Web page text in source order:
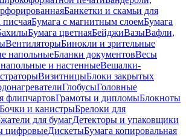
Банкетки и скамьи для
писчаяБумага с магнитным слоемБумага
Бумага цветнаяБейджиВазыВафли,
ВентиляторыБинокли и зрительные
напольныеБланки документовВесы
и настенныеВешалки-
ВизитницыБлоки закрытых
ГлобусыГоловные
флипчартовГрамоты и дипломыБлокноты
Бочки и канистрыБрелоки для
для бумагДетекторы и упаковщики
цифровыеДискетыБумага копировальная